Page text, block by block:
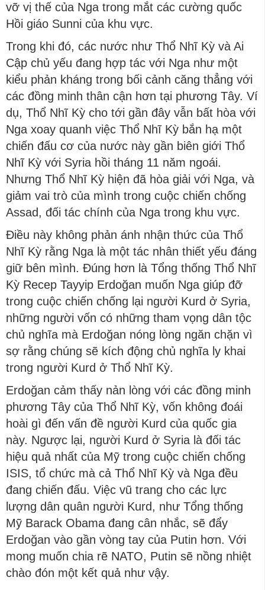
vỡ vị thế của Nga trong mắt các cường quốc
Hồi giáo Sunni của khu vực.
Trong khi đó, các nước như Thổ Nhĩ Kỳ và Ai
Cập chủ yếu đang hợp tác với Nga như một
kiểu phản kháng trong bối cảnh căng thẳng với
các đồng minh thân cận hơn tại phương Tây. Ví
dụ, Thổ Nhĩ Kỳ cho tới gần đây vẫn bất hòa với
Nga xoay quanh việc Thổ Nhĩ Kỳ bắn hạ một
chiến đấu cơ của nước này gần biên giới Thổ
Nhĩ Kỳ với Syria hồi tháng 11 năm ngoái.
Nhưng Thổ Nhĩ Kỳ hiện đã hòa giải với Nga, và
giảm vai trò của mình trong cuộc chiến chống
Assad, đối tác chính của Nga trong khu vực.
Điều này không phản ánh nhận thức của Thổ
Nhĩ Kỳ rằng Nga là một tác nhân thiết yếu đáng
giữ bên mình. Đúng hơn là Tổng thống Thổ Nhĩ
Kỳ Recep Tayyip Erdoğan muốn Nga giúp đỡ
trong cuộc chiến chống lại người Kurd ở Syria,
những người vốn có những tham vọng dân tộc
chủ nghĩa mà Erdoğan nóng lòng ngăn chặn vì
sợ rằng chúng sẽ kích động chủ nghĩa ly khai
trong người Kurd ở Thổ Nhĩ Kỳ.
Erdoğan cảm thấy nản lòng với các đồng minh
phương Tây của Thổ Nhĩ Kỳ, vốn không đoái
hoài gì đến vấn đề người Kurd của quốc gia
này. Ngược lại, người Kurd ở Syria là đối tác
hiệu quả nhất của Mỹ trong cuộc chiến chống
ISIS, tổ chức mà cả Thổ Nhĩ Kỳ và Nga đều
đang chiến đấu. Việc vũ trang cho các lực
lượng dân quân người Kurd, như Tổng thống
Mỹ Barack Obama đang cân nhắc, sẽ đẩy
Erdoğan vào gần vòng tay của Putin hơn. Với
mong muốn chia rẽ NATO, Putin sẽ nồng nhiệt
chào đón một kết quả như vậy.